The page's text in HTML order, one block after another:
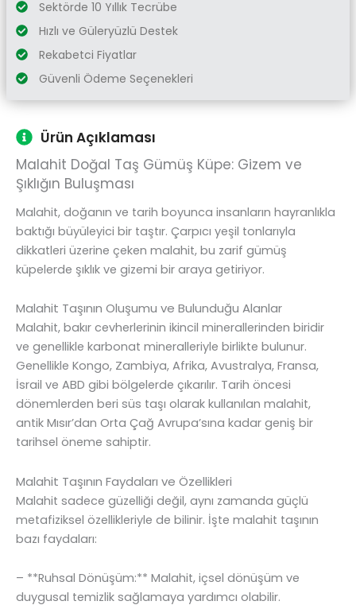
Sektörde 10 Yıllık Tecrübe
Hızlı ve Güleryüzlü Destek
Rekabetci Fiyatlar
Güvenli Ödeme Seçenekleri
Ürün Açıklaması
Malahit Doğal Taş Gümüş Küpe: Gizem ve
Şıklığın Buluşması
Malahit, doğanın ve tarih boyunca insanların hayranlıkla
baktığı büyüleyici bir taştır. Çarpıcı yeşil tonlarıyla
dikkatleri üzerine çeken malahit, bu zarif gümüş
küpelerde şıklık ve gizemi bir araya getiriyor.
Malahit Taşının Oluşumu ve Bulunduğu Alanlar
Malahit, bakır cevherlerinin ikincil minerallerinden biridir
ve genellikle karbonat mineralleriyle birlikte bulunur.
Genellikle Kongo, Zambiya, Afrika, Avustralya, Fransa,
İsrail ve ABD gibi bölgelerde çıkarılır. Tarih öncesi
dönemlerden beri süs taşı olarak kullanılan malahit,
antik Mısır’dan Orta Çağ Avrupa’sına kadar geniş bir
tarihsel öneme sahiptir.
Malahit Taşının Faydaları ve Özellikleri
Malahit sadece güzelliği değil, aynı zamanda güçlü
metafiziksel özellikleriyle de bilinir. İşte malahit taşının
bazı faydaları:
– **Ruhsal Dönüşüm:** Malahit, içsel dönüşüm ve
duygusal temizlik sağlamaya yardımcı olabilir.